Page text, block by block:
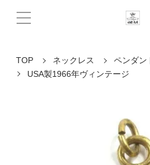
TOP ネックレス
ペンダン
USA製1966年ヴィンテージ